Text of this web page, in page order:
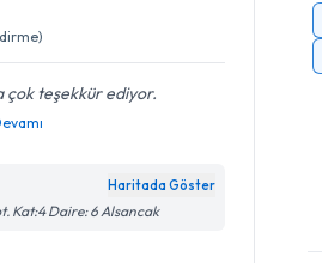
çok teşekkür ediyor.
Haritada Göster
Kat:4 Daire: 6 Alsancak